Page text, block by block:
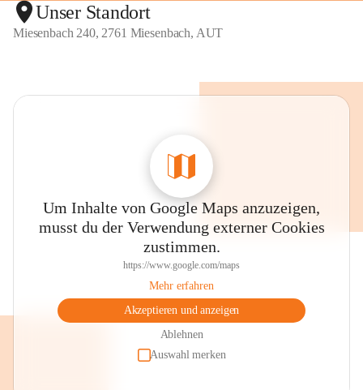
Unser Standort
Miesenbach 240, 2761 Miesenbach, AUT
Um Inhalte von Google Maps anzuzeigen,
musst du der Verwendung externer Cookies
zustimmen.
https://www.google.com/maps
Mehr erfahren
Akzeptieren und anzeigen
Ablehnen
Auswahl merken